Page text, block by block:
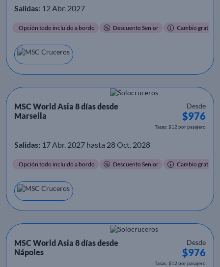
Salidas: 12 Abr. 2027
Opción todo incluido a bordo Descuento Senior Cambio gratis
MSC World Asia 8 días desde
Marsella
Desde
$976
Tasas: $12 por pasajero
Salidas: 17 Abr. 2027 hasta 28 Oct. 2028
Opción todo incluido a bordo Descuento Senior Cambio gratis
MSC World Asia 8 días desde
Nápoles
Desde
$976
Tasas: $12 por pasajero